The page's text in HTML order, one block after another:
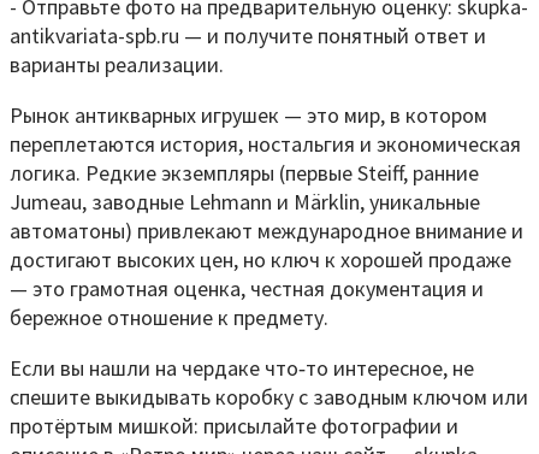
- Отправьте фото на предварительную оценку: skupka-
antikvariata-spb.ru — и получите понятный ответ и
варианты реализации.
Рынок антикварных игрушек — это мир, в котором
переплетаются история, ностальгия и экономическая
логика. Редкие экземпляры (первые Steiff, ранние
Jumeau, заводные Lehmann и Märklin, уникальные
автоматоны) привлекают международное внимание и
достигают высоких цен, но ключ к хорошей продаже
— это грамотная оценка, честная документация и
бережное отношение к предмету.
Если вы нашли на чердаке что‑то интересное, не
спешите выкидывать коробку с заводным ключом или
протёртым мишкой: присылайте фотографии и